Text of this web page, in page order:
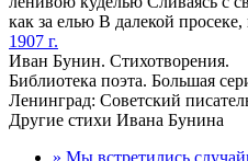
как за елью В далекой просеке,
1907 г.
Иван Бунин. Стихотворения.
Библиотека поэта. Большая
Ленинград: Советский
Другие стихи Ивана Бунина
» Мы встретились